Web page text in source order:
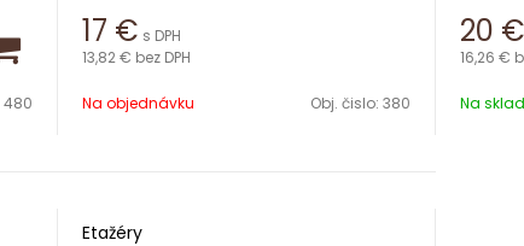
480
Priemer 23 cm
Výška 35 cm
Porcelán
17 € s DPH
13,82 € bez DPH
Na objednávku Obj. čislo: 380
Výška
20 €
16,26 €
Na
Etažéry